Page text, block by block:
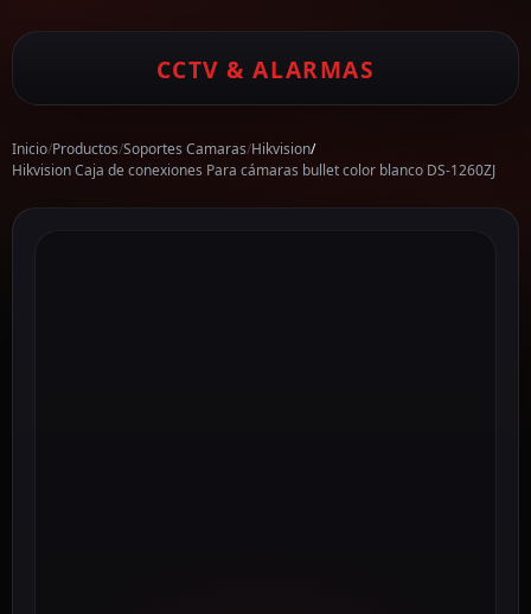
CCTV & ALARMAS
Inicio/Productos/Soportes Camaras/Hikvision/
Hikvision Caja de conexiones Para cámaras bullet color blanco DS-1260ZJ